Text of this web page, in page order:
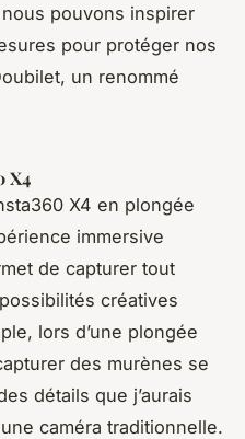
pouvons inspirer
pour protéger nos
un renommé
X4
X4 en plongée
immersive
de capturer tout
créatives
lors d’une plongée
des murènes se
détails que j’aurais
caméra traditionnelle.